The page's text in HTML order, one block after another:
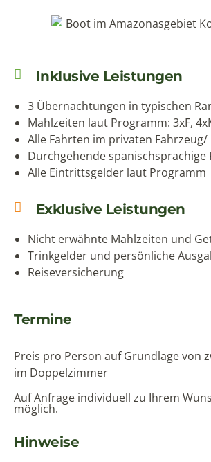
Inklusive Leistungen
3 Übernachtungen in typischen
Mahlzeiten laut Programm: 3xF,
Alle Fahrten im privaten Fahrzeug/
Durchgehende spanischsprachige
Alle Eintrittsgelder laut Programm
Exklusive Leistungen
Nicht erwähnte Mahlzeiten und
Trinkgelder und persönliche
Reiseversicherung
Termine
Preis pro Person auf Grundlage von
im Doppelzimmer
Auf Anfrage individuell zu Ihrem
möglich.
Hinweise